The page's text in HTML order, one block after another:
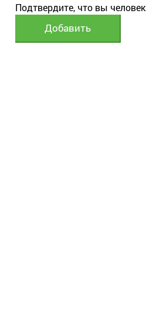
Подтвердите, что вы человек